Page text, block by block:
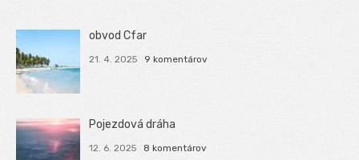
obvod Cfar
21. 4. 2025 9 komentárov
Pojezdová dráha
12. 6. 2025 8 komentárov